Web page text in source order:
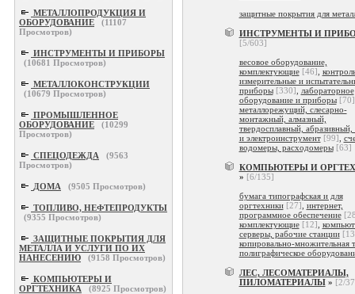
МЕТАЛЛОПРОДУКЦИЯ И
ОБОРУДОВАНИЕ
(11107
Просмотров)
ИНСТРУМЕНТЫ И ПРИБОРЫ
(10681 Просмотров)
МЕТАЛЛОКОНСТРУКЦИИ
(10679 Просмотров)
ПРОМЫШЛЕННОЕ
ОБОРУДОВАНИЕ
(10299
Просмотров)
СПЕЦОДЕЖДА (9563
Просмотров)
ДОМА (9505 Просмотров)
ТОПЛИВО, НЕФТЕПРОДУКТЫ
(9355 Просмотров)
ЗАЩИТНЫЕ ПОКРЫТИЯ ДЛЯ
МЕТАЛЛА И УСЛУГИ ПО ИХ
НАНЕСЕНИЮ
(9158 Просмотров)
КОМПЬЮТЕРЫ И
ОРГТЕХНИКА
(8925 Просмотров)
защитные покрытия для
ИНСТРУМЕНТЫ И
[5/603]
весовое оборудование,
комплектующие [46]
измерительные и
приборы [330]
лабораторное
оборудование и приборы [70]
металлорежущий, слесарно-
монтажный, алмазный,
твердосплавный,
и электроинструмент [99]
водомеры, расходомеры [63]
КОМПЬЮТЕРЫ И
» [6/135]
бумага типографская и для
оргтехники [27] интернет,
программное обеспечение
комплектующие [12]
серверы, рабочие станции
копировально-множительная
полиграфическое
ЛЕС, ЛЕСОМАТЕРИАЛЫ,
ПИЛОМАТЕРИАЛЫ» [2/